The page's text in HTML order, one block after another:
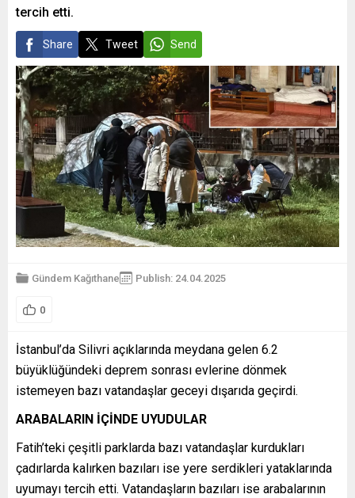
tercih etti.
Share Tweet Send
Gündem Kağıthane Publish: 24.04.2025
0
İstanbul’da Silivri açıklarında meydana gelen 6.2
büyüklüğündeki deprem sonrası evlerine dönmek
istemeyen bazı vatandaşlar geceyi dışarıda geçirdi.
ARABALARIN İÇİNDE UYUDULAR
Fatih’teki çeşitli parklarda bazı vatandaşlar kurdukları
çadırlarda kalırken bazıları ise yere serdikleri yataklarında
uyumayı tercih etti. Vatandaşların bazıları ise arabalarının